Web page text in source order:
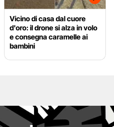
Vicino di casa dal cuore
d'oro: il drone si alza in volo
e consegna caramelle ai
bambini